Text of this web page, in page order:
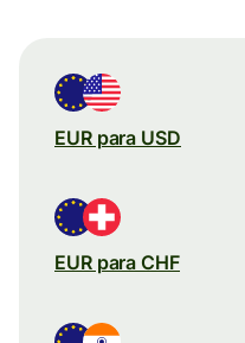
EUR para USD
EUR para CHF